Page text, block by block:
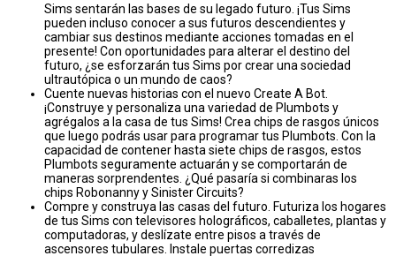
Sims sentarán las bases de su legado futuro. ¡Tus Sims
pueden incluso conocer a sus futuros descendientes y
cambiar sus destinos mediante acciones tomadas en el
presente! Con oportunidades para alterar el destino del
futuro, ¿se esforzarán tus Sims por crear una sociedad
ultrautópica o un mundo de caos?
Cuente nuevas historias con el nuevo Create A Bot.
¡Construye y personaliza una variedad de Plumbots y
agrégalos a la casa de tus Sims! Crea chips de rasgos únicos
que luego podrás usar para programar tus Plumbots. Con la
capacidad de contener hasta siete chips de rasgos, estos
Plumbots seguramente actuarán y se comportarán de
maneras sorprendentes. ¿Qué pasaría si combinaras los
chips Robonanny y Sinister Circuits?
Compre y construya las casas del futuro. Futuriza los hogares
de tus Sims con televisores holográficos, caballetes, plantas y
computadoras, y deslízate entre pisos a través de
ascensores tubulares. Instale puertas corredizas